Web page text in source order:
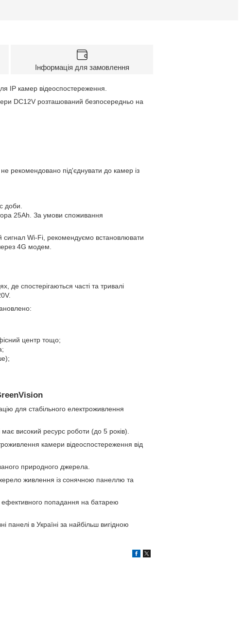
Інформація для замовлення
IP камер відеоспостереження.
DC12V розташований безпосередньо на
рекомендовано під'єднувати до камер із
доби.
25Ah. За умови споживання
сигнал Wi-Fi, рекомендуємо встановлювати
4G модем.
де спостерігаються часті та тривалі
центр тощо;
для стабільного електроживлення
високий ресурс роботи (до 5 років).
камери відеоспостереження від
природного джерела.
живлення із сонячною панеллю та
ефективного попадання на батарею
панелі в Україні за найбільш вигідною